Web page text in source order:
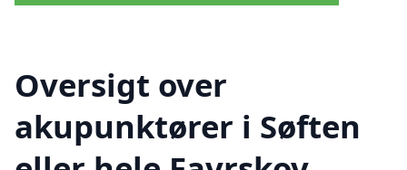
Oversigt over
akupunktører i Søften